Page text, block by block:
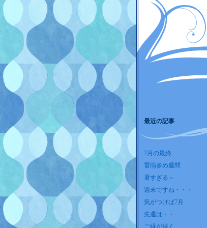
最近の記事
7月の最終
雷雨多め週間
暑すぎる～
週末ですね・・・
気がつけば7月
先週は・・
ご縁が続く